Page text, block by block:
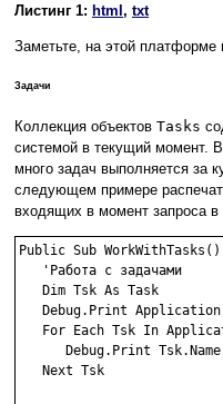
Листинг 1: html, txt
Заметьте, на этой платформе
Задачи
Коллекция объектов Tasks
системой в текущий момент.
много задач выполняется за
следующем примере
входящих в момент запроса в
Public Sub WorkWithTasks()
   'Работа с задачами
   Dim Tsk As Task
Debug.Print
For Each Tsk In
      Debug.Print Tsk.Name
   Next Tsk